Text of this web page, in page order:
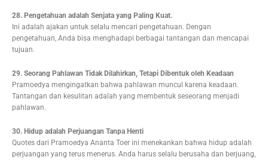
28. Pengetahuan adalah Senjata yang Paling Kuat.
Ini adalah ajakan untuk selalu mencari pengetahuan. Dengan
pengetahuan, Anda bisa menghadapi berbagai tantangan dan mencapai
tujuan.
29. Seorang Pahlawan Tidak Dilahirkan, Tetapi Dibentuk oleh Keadaan
Pramoedya mengingatkan bahwa pahlawan muncul karena keadaan.
Tantangan dan kesulitan adalah yang membentuk seseorang menjadi
pahlawan.
30. Hidup adalah Perjuangan Tanpa Henti
Quotes dari Pramoedya Ananta Toer ini menekankan bahwa hidup adalah
perjuangan yang terus menerus. Anda harus selalu berusaha dan berjuang,